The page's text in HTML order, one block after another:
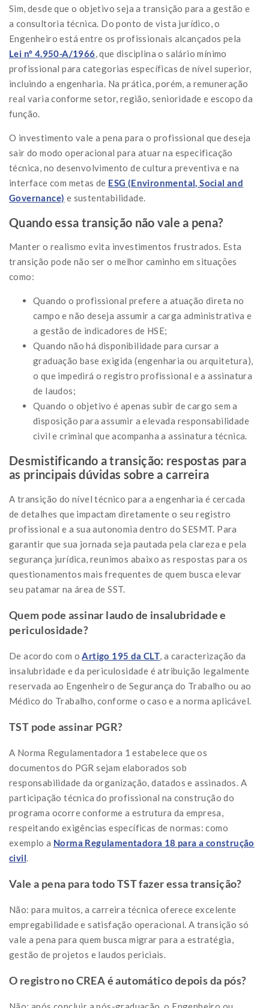
Sim, desde que o objetivo seja a transição para a gestão e
a consultoria técnica. Do ponto de vista jurídico, o
Engenheiro está entre os profissionais alcançados pela
Lei nº 4.950-A/1966, que disciplina o salário mínimo
profissional para categorias específicas de nível superior,
incluindo a engenharia. Na prática, porém, a remuneração
real varia conforme setor, região, senioridade e escopo da
função.
O investimento vale a pena para o profissional que deseja
sair do modo operacional para atuar na especificação
técnica, no desenvolvimento de cultura preventiva e na
interface com metas de ESG (Environmental, Social and
Governance) e sustentabilidade.
Quando essa transição não vale a pena?
Manter o realismo evita investimentos frustrados. Esta
transição pode não ser o melhor caminho em situações
como:
Quando o profissional prefere a atuação direta no
campo e não deseja assumir a carga administrativa e
a gestão de indicadores de HSE;
Quando não há disponibilidade para cursar a
graduação base exigida (engenharia ou arquitetura),
o que impedirá o registro profissional e a assinatura
de laudos;
Quando o objetivo é apenas subir de cargo sem a
disposição para assumir a elevada responsabilidade
civil e criminal que acompanha a assinatura técnica.
Desmistificando a transição: respostas para
as principais dúvidas sobre a carreira
A transição do nível técnico para a engenharia é cercada
de detalhes que impactam diretamente o seu registro
profissional e a sua autonomia dentro do SESMT. Para
garantir que sua jornada seja pautada pela clareza e pela
segurança jurídica, reunimos abaixo as respostas para os
questionamentos mais frequentes de quem busca elevar
seu patamar na área de SST.
Quem pode assinar laudo de insalubridade e
periculosidade?
De acordo com o Artigo 195 da CLT , a caracterização da
insalubridade e da periculosidade é atribuição legalmente
reservada ao Engenheiro de Segurança do Trabalho ou ao
Médico do Trabalho, conforme o caso e a norma aplicável.
TST pode assinar PGR?
A Norma Regulamentadora 1 estabelece que os
documentos do PGR sejam elaborados sob
responsabilidade da organização, datados e assinados. A
participação técnica do profissional na construção do
programa ocorre conforme a estrutura da empresa,
respeitando exigências específicas de normas: como
exemplo a Norma Regulamentadora 18 para a construção
civil
Vale a pena para todo TST fazer essa transição?
Não: para muitos, a carreira técnica oferece excelente
empregabilidade e satisfação operacional. A transição só
vale a pena para quem busca migrar para a estratégia,
gestão de projetos e laudos periciais.
O registro no CREA é automático depois da pós?